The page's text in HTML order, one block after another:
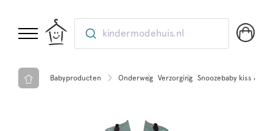
kindermodehuis.nl
Babyproducten Onderweg Verzorging Snoozebaby kiss &